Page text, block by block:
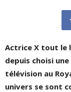
Actrice X tout le
depuis choisi
télévision au
univers se sont